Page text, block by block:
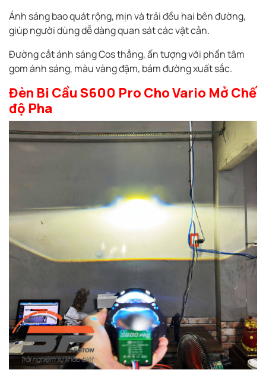
Ánh sáng bao quát rộng, mịn và trải đều hai bên đường,
giúp người dùng dễ dàng quan sát các vật cản.
Đường cắt ánh sáng Cos thẳng, ấn tượng với phần tâm
gom ánh sáng, màu vàng đậm, bám đường xuất sắc.
Đèn Bi Cầu S600 Pro Cho Vario Mở Chế
độ Pha